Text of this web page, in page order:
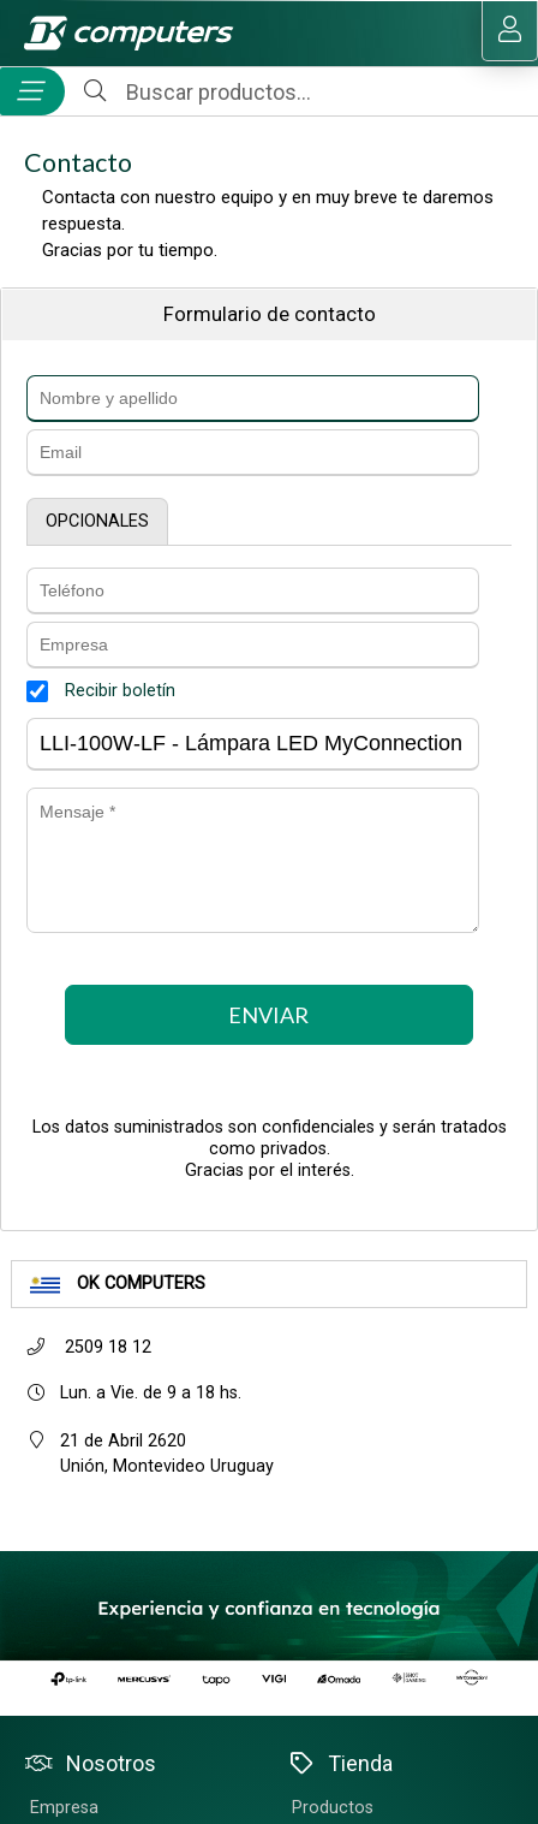
MI COMPRA
Contacto
Contacta con nuestro equipo y en muy breve te daremos
respuesta.
Gracias por tu tiempo.
OK COMPUTERS
2509 18 12
Lun. a Vie. de 9 a 18 hs.
21 de Abril 2620
Unión, Montevideo Uruguay
Formulario de contacto
OPCIONALES
Recibir boletín
ENVIAR
Los datos suministrados son confidenciales y serán tratados
como privados.
Gracias por el interés.
Nosotros
Empresa
Tienda
Productos